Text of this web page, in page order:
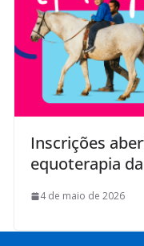
Inscrições
equoterapia
4 de maio de 2026